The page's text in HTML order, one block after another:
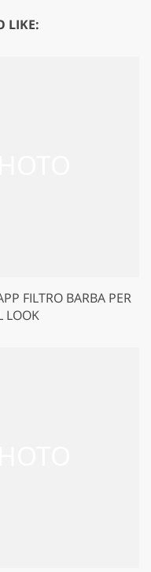
LIKE:
FILTRO BARBA PER
LOOK